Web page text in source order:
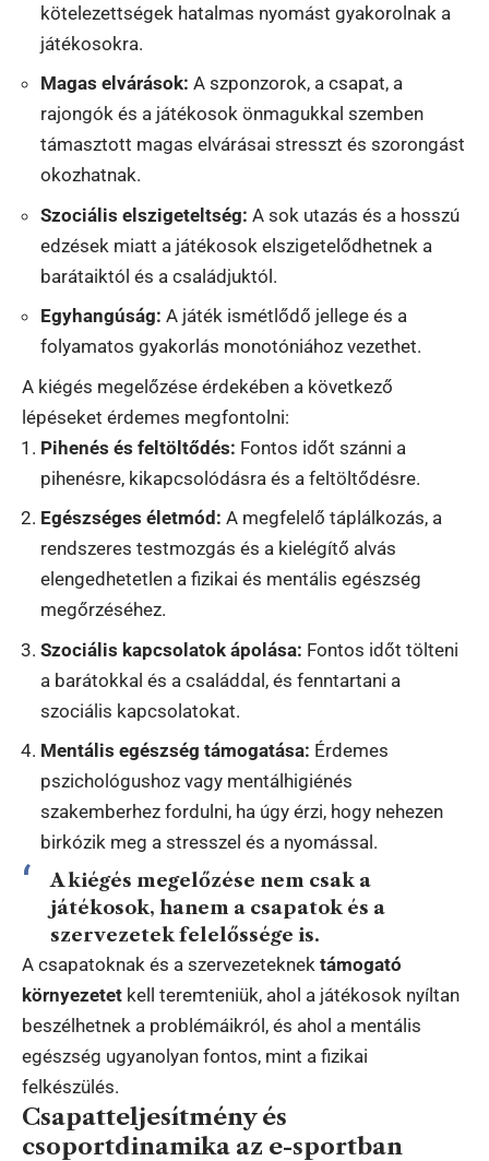
kötelezettségek hatalmas nyomást gyakorolnak a
játékosokra.
Magas elvárások: A szponzorok, a csapat, a
rajongók és a játékosok önmagukkal szemben
támasztott magas elvárásai stresszt és szorongást
okozhatnak.
Szociális elszigeteltség: A sok utazás és a hosszú
edzések miatt a játékosok elszigetelődhetnek a
barátaiktól és a családjuktól.
Egyhangúság: A játék ismétlődő jellege és a
folyamatos gyakorlás monotóniához vezethet.
A kiégés megelőzése érdekében a következő
lépéseket érdemes megfontolni:
Pihenés és feltöltődés: Fontos időt szánni a
pihenésre, kikapcsolódásra és a feltöltődésre.
Egészséges életmód: A megfelelő táplálkozás, a
rendszeres testmozgás és a kielégítő alvás
elengedhetetlen a fizikai és mentális egészség
megőrzéséhez.
Szociális kapcsolatok ápolása: Fontos időt tölteni
a barátokkal és a családdal, és fenntartani a
szociális kapcsolatokat.
Mentális egészség támogatása: Érdemes
pszichológushoz vagy mentálhigiénés
szakemberhez fordulni, ha úgy érzi, hogy nehezen
birkózik meg a stresszel és a nyomással.
A kiégés megelőzése nem csak a
játékosok, hanem a csapatok és a
szervezetek felelőssége is.
A csapatoknak és a szervezeteknek támogató
környezetet kell teremteniük, ahol a játékosok nyíltan
beszélhetnek a problémáikról, és ahol a mentális
egészség ugyanolyan fontos, mint a fizikai
felkészülés.
Csapatteljesítmény és
csoportdinamika az e-sportban